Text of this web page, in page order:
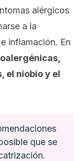
alérgicos
a la
inflamación. En
el niobio y el
que se